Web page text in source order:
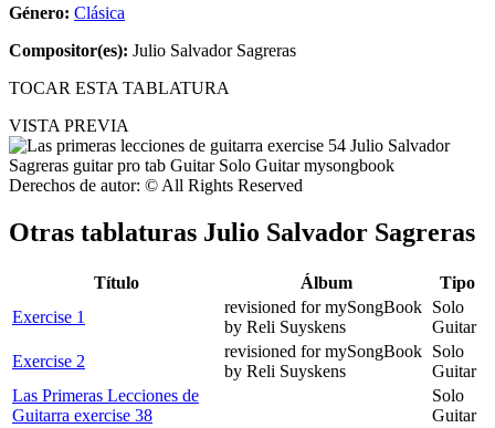
Género: Clásica
Compositor(es): Julio Salvador Sagreras
TOCAR ESTA TABLATURA
VISTA PREVIA
Derechos de autor: © All Rights Reserved
Otras tablaturas Julio Salvador Sagreras
Título Álbum
Tipo
Exercise 1
revisioned for mySongBook
by Reli Suyskens
Solo
Guitar
Exercise 2
revisioned for mySongBook
by Reli Suyskens
Solo
Guitar
Las Primeras Lecciones de
Guitarra exercise 38
Solo
Guitar